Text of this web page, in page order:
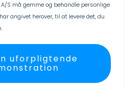
A/S må gemme og behandle personlige
angivet herover, til at levere det, du